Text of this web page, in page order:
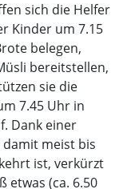
sich die Helfer
Kinder um 7.15
belegen,
bereitstellen,
sie die
7.45 Uhr in
Dank einer
meist bis
ist, verkürzt
etwas (ca. 6.50